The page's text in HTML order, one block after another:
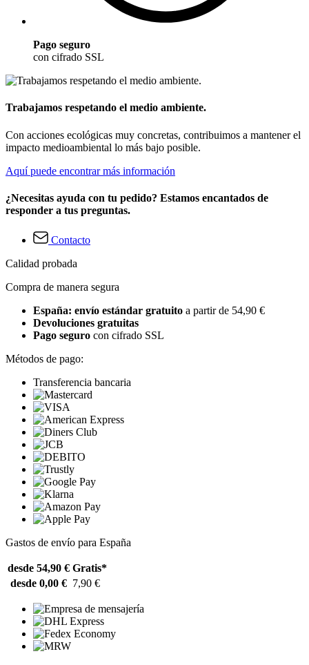
Pago seguro
con cifrado SSL
Trabajamos respetando el medio ambiente.
Con acciones ecológicas muy concretas, contribuimos a mantener el
impacto medioambiental lo más bajo posible.
Aquí puede encontrar más información
¿Necesitas ayuda con tu pedido? Estamos encantados de
responder a tus preguntas.
Contacto
Calidad probada
Compra de manera segura
España: envío estándar gratuito a partir de 54,90 €
Devoluciones gratuitas
Pago seguro con cifrado SSL
Métodos de pago:
Transferencia bancaria
Gastos de envío para España
desde 54,90 € Gratis*
desde 0,00 € 7,90 €